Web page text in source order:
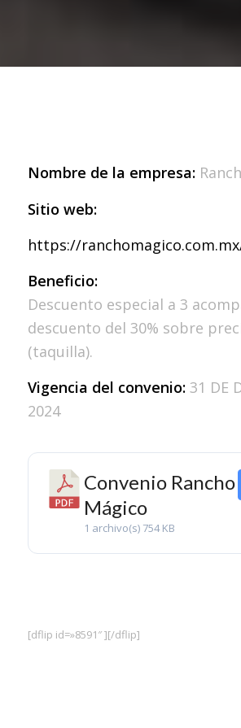
Nombre de la empresa:
Sitio web:
https://
Beneficio:
Descuento especial a 3
descuento del 30% sobre
(taquilla).
Vigencia del convenio:31 DE
2024
Convenio Rancho
Mágico
1 archivo(s) 754 KB
[dflip id=»8591″ ][/dflip]